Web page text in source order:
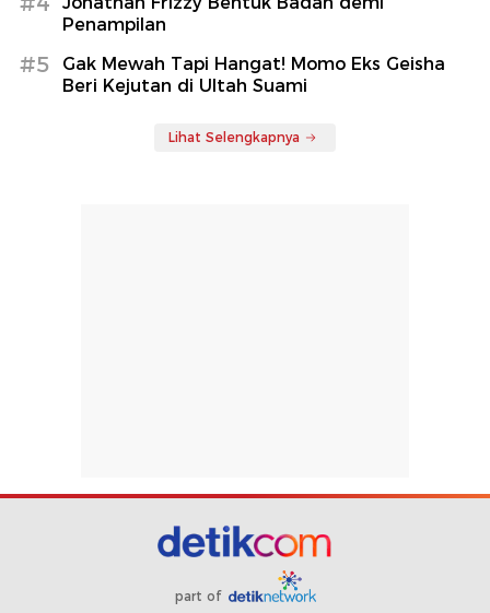
Penampilan
#5
Gak Mewah Tapi Hangat! Momo Eks Geisha
Beri Kejutan di Ultah Suami
Lihat Selengkapnya
part of